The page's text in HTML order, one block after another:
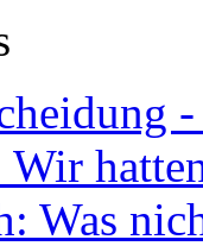
Was